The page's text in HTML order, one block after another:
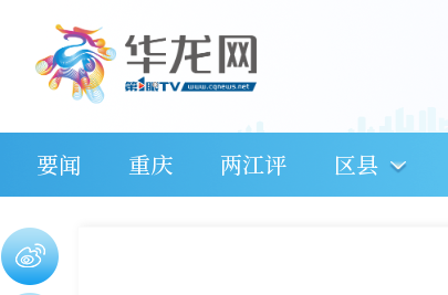
要闻 重庆 两江评 区县